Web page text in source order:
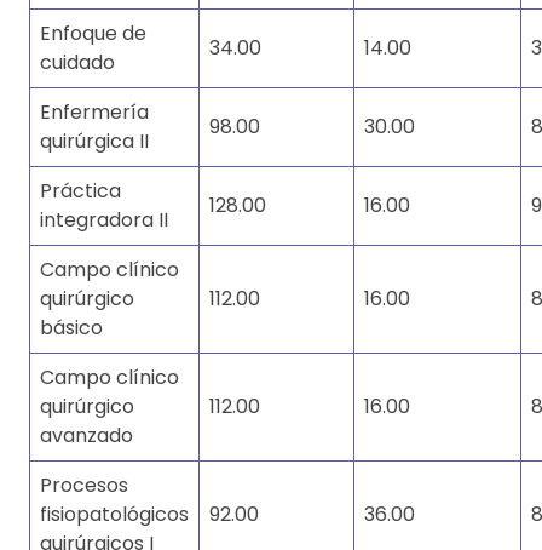
Enfoque de
cuidado
34.00 14.00
Enfermería
quirúrgica II
98.00 30.00
Práctica
integradora II
128.00 16.00
Campo clínico
quirúrgico
básico
112.00 16.00
Campo clínico
quirúrgico
avanzado
112.00 16.00
Procesos
fisiopatológicos
quirúrgicos I
92.00 36.00